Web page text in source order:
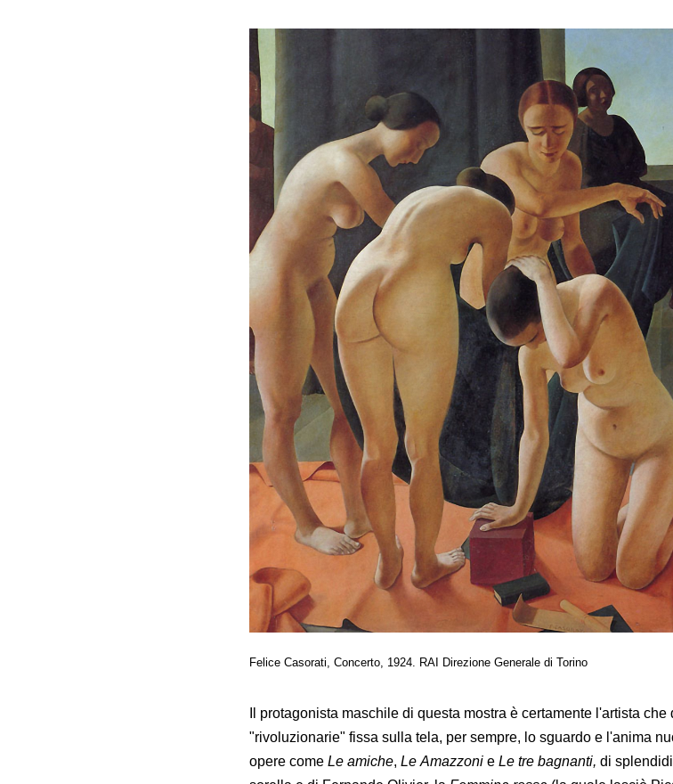
Felice Casorati, Concerto, 1924. RAI Direzione Generale di Torino
Il protagonista maschile di questa mostra è certamente l'artista
"rivoluzionarie" fissa sulla tela, per sempre, lo sguardo e l'anima
opere come Le amiche, Le Amazzoni e Le tre bagnanti, di